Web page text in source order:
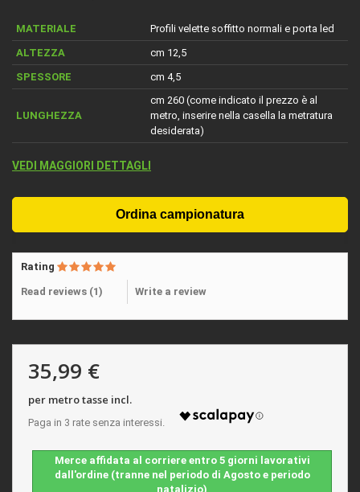
MATERIALE
Profili velette soffitto normali e porta led
ALTEZZA
cm 12,5
SPESSORE
cm 4,5
LUNGHEZZA
cm 260 (come indicato il prezzo è al
metro, inserire nella casella la metratura
desiderata)
VEDI MAGGIORI DETTAGLI
Rating
Read reviews (1) Write a review
35,99 €
per metro tasse incl.
Merce affidata al corriere entro 5 giorni lavorativi
dall'ordine (tranne nel periodo di Agosto e periodo
natalizio)